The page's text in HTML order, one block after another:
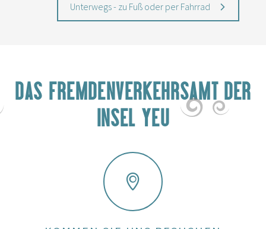
Unterwegs - zu Fuß oder per Fahrrad
DAS FREMDENVERKEHRSAMT DER
INSEL YEU